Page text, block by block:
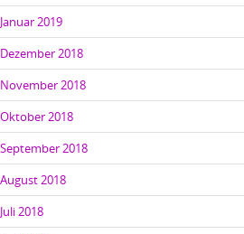
Januar 2019
Dezember 2018
November 2018
Oktober 2018
September 2018
August 2018
Juli 2018